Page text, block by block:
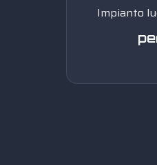
Impianto